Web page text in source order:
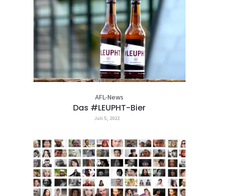
AFL-News
Das #LEUPHT-Bier
Juli 5, 2022